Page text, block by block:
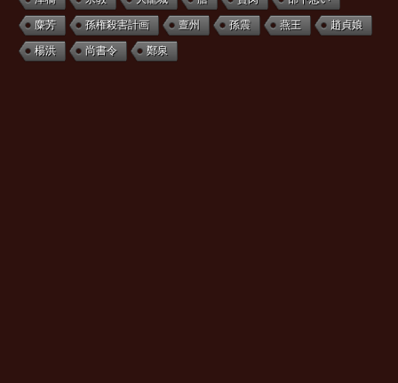
麋芳 孫権殺害計画 亶州 孫震 燕王 趙貞娘
楊洪 尚書令 鄭泉